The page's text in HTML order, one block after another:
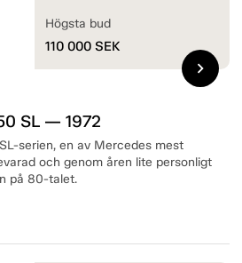
SL — 1972
serien, en av Mercedes mest
och genom åren lite personligt
på 80-talet.
Högsta bud
110 000 SEK
chevron_right